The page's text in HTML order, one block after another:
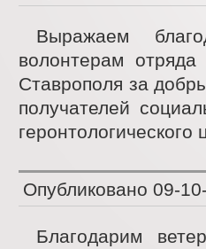
Выражаем
волонтерам
Ставрополя за
получателей
геронтологического
Опубликовано 09-
Благодарим